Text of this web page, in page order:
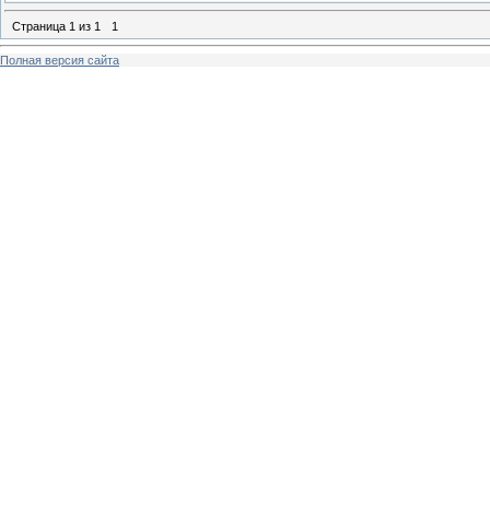
Страница 1 из 1 1
Полная версия сайта